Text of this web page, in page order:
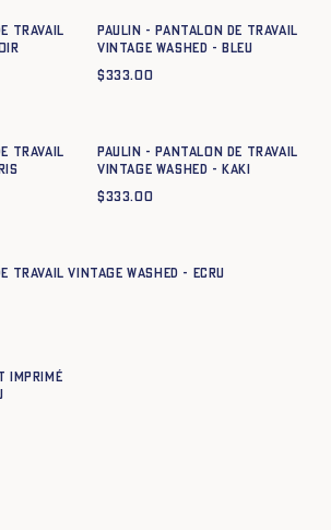
Travail
Paulin - Pantalon de Travail
Vintage Washed - BLEU
$333.00
Travail
Paulin - Pantalon de Travail
Vintage Washed - KAKI
$333.00
Travail Vintage Washed - ECRU
imprimé